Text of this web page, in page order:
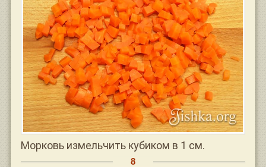
Морковь измельчить кубиком в 1 см.